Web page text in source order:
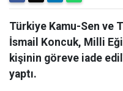
Türkiye Kamu-Sen ve
İsmail Koncuk, Milli
kişinin göreve iade
yaptı.